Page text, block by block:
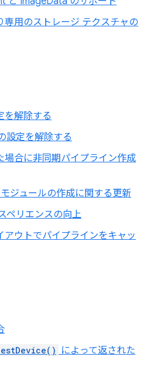
専用のストレージ テクスチャの
を解除する
設定を解除する
場合に非同期パイプライン作成
ジュールの作成に関する更新
ペリエンスの向上
アウトでパイプラインをキャッ
によって返された